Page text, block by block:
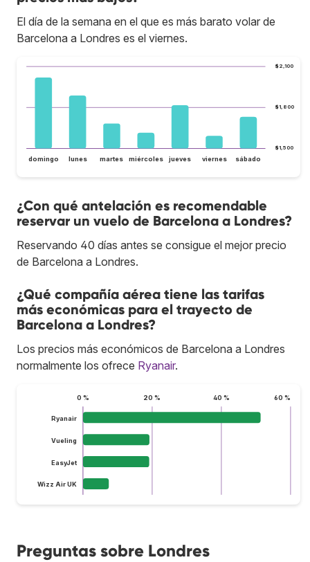
El día de la semana en el que es más barato volar de
Barcelona a Londres es el viernes.
$1,500
$1,800
$2,100
domingo lunes martes miércoles jueves viernes sábado
¿Con qué antelación es recomendable
reservar un vuelo de Barcelona a Londres?
Reservando 40 días antes se consigue el mejor precio
de Barcelona a Londres.
¿Qué compañía aérea tiene las tarifas
más económicas para el trayecto de
Barcelona a Londres?
Los precios más económicos de Barcelona a Londres
normalmente los ofrece Ryanair.
0 % 20 % 40 % 60 %
Ryanair
Vueling
EasyJet
Wizz Air UK
Preguntas sobre Londres